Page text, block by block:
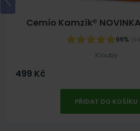
Cemio Kamzík®
99%
Klouby
499 Kč
PŘIDAT DO KOŠÍKU